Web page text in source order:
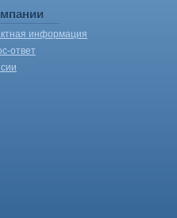
информация
ответ